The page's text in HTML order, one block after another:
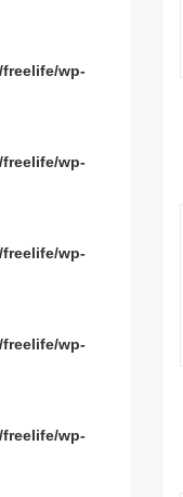
wp-
wp-
wp-
wp-
wp-